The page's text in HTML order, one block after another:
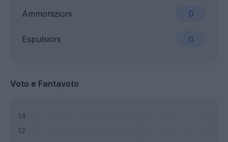
Ammonizioni 0
Espulsioni 0
Voto e Fantavoto